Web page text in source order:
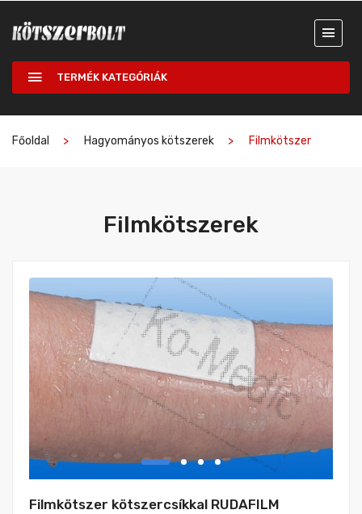
TERMÉK KATEGÓRIÁK
Főoldal Hagyományos kötszerek Filmkötszer
Filmkötszerek
Filmkötszer kötszercsíkkal RUDAFILM